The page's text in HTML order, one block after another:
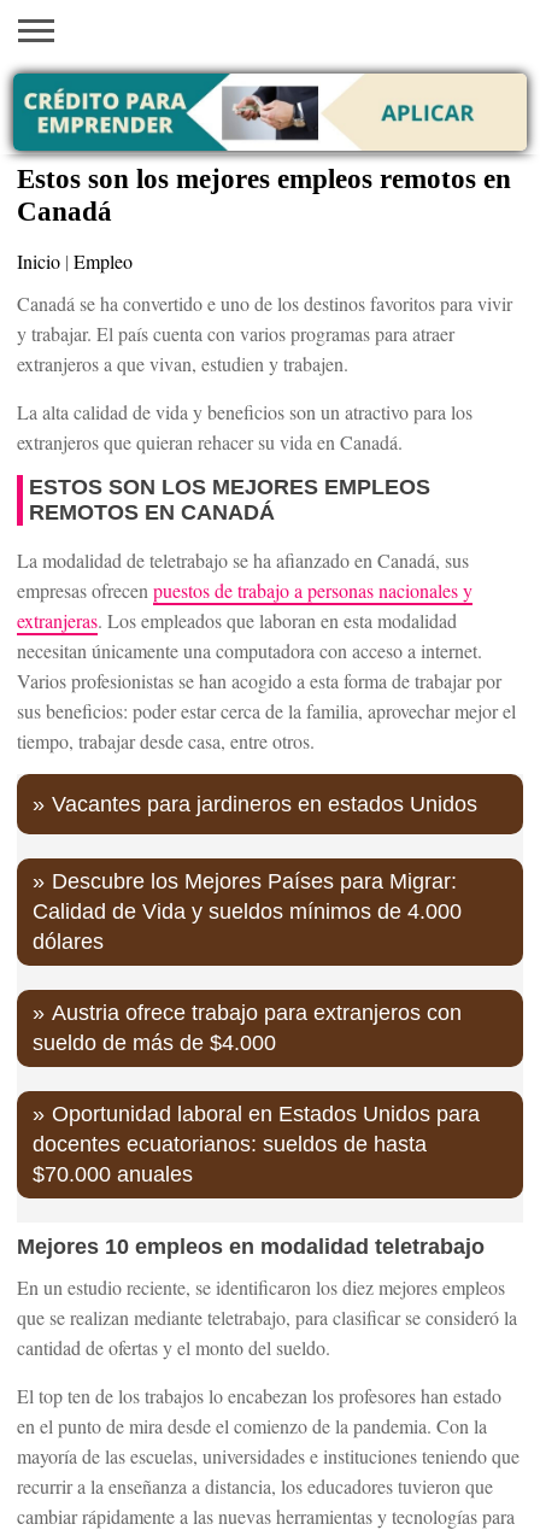
INICIO
AYUDAS
ECONÓMICAS
VACANTES
EN EEUU
SACA
TU
EMPLEOS
TRÁMITES
PRÉSTAMOS
CURSOS
HOGAR
BELLEZA
Estos son los mejores empleos remotos en
Canadá
Inicio | Empleo
Canadá se ha convertido e uno de los destinos favoritos para vivir
y trabajar. El país cuenta con varios programas para atraer
extranjeros a que vivan, estudien y trabajen.
La alta calidad de vida y beneficios son un atractivo para los
extranjeros que quieran rehacer su vida en Canadá.
ESTOS SON LOS MEJORES EMPLEOS
REMOTOS EN CANADÁ
La modalidad de teletrabajo se ha afianzado en Canadá, sus
empresas ofrecen puestos de trabajo a personas nacionales y
extranjeras. Los empleados que laboran en esta modalidad
necesitan únicamente una computadora con acceso a internet.
Varios profesionistas se han acogido a esta forma de trabajar por
sus beneficios: poder estar cerca de la familia, aprovechar mejor el
tiempo, trabajar desde casa, entre otros.
Vacantes para jardineros en estados Unidos
Descubre los Mejores Países para Migrar:
Calidad de Vida y sueldos mínimos de 4.000
dólares
Austria ofrece trabajo para extranjeros con
sueldo de más de $4.000
Oportunidad laboral en Estados Unidos para
docentes ecuatorianos: sueldos de hasta
$70.000 anuales
Mejores 10 empleos en modalidad teletrabajo
En un estudio reciente, se identificaron los diez mejores empleos
que se realizan mediante teletrabajo, para clasificar se consideró la
cantidad de ofertas y el monto del sueldo.
El top ten de los trabajos lo encabezan los profesores han estado
en el punto de mira desde el comienzo de la pandemia. Con la
mayoría de las escuelas, universidades e instituciones teniendo que
recurrir a la enseñanza a distancia, los educadores tuvieron que
cambiar rápidamente a las nuevas herramientas y tecnologías para